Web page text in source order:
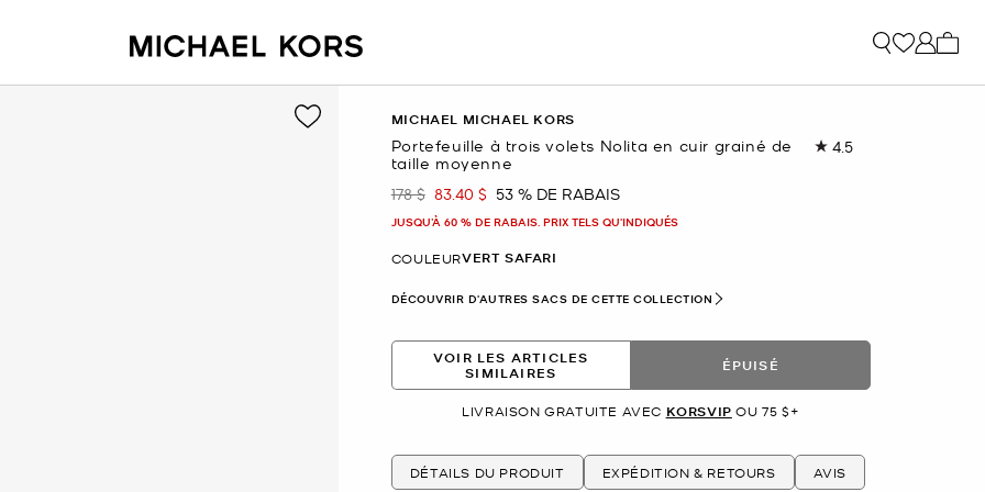
MICHAEL MICHAEL KORS
Portefeuille à trois volets Nolita en cuir grainé de
taille moyenne
4.5Lire
était
178 $ maintenant
83.40 $ 53 % DE RABAIS
JUSQU’À 60 % DE RABAIS. PRIX TELS QU'INDIQUÉS
COULEURVERT SAFARI
DÉCOUVRIR D'AUTRES SACS DE CETTE COLLECTION
VOIR LES ARTICLES
SIMILAIRES
ÉPUISÉ
LIVRAISON GRATUITE AVEC KORSVIP OU 75 $+
DÉTAILS DU PRODUIT EXPÉDITION & RETOURS AVIS